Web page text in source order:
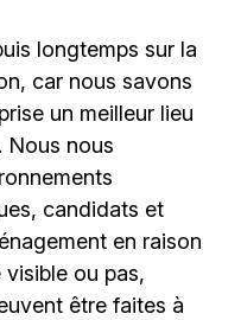
longtemps sur la
car nous savons
un meilleur lieu
Nous nous
candidats et
en raison
ou pas,
être faites à